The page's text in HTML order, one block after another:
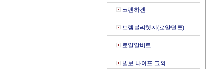
코펜하겐
브램블리헷지(로얄덜튼)
로얄알버트
빌보 나이프 그외